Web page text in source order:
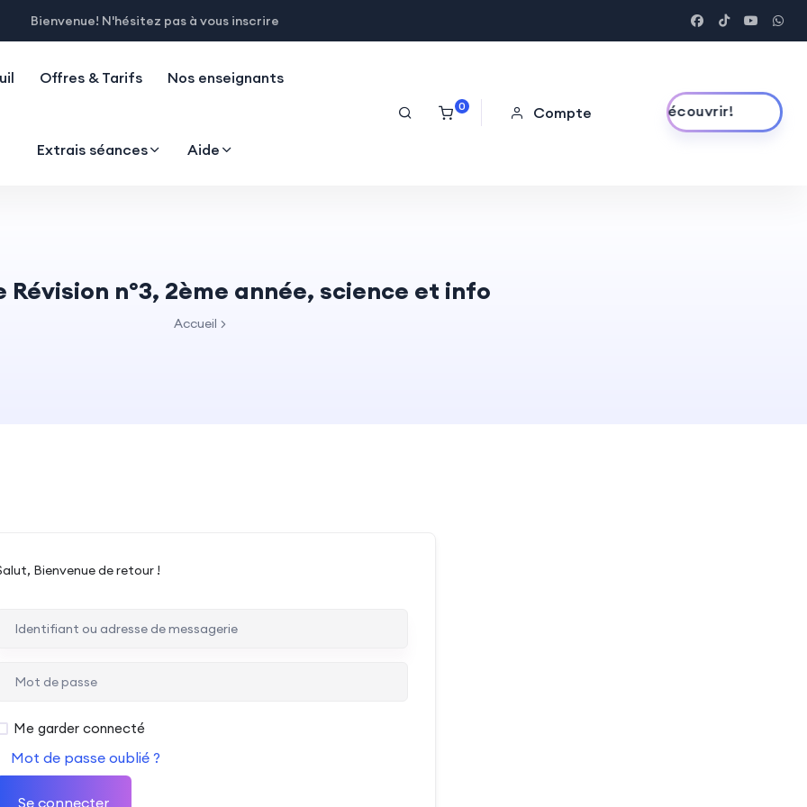
Bienvenue! N'hésitez pas à vous inscrire
Offres & Tarifs Nos enseignants
Extrais séances Aide
0 Compte Découvrir!
Révision n°3, 2ème année, science et info
Accueil
Bienvenue de retour !
Me garder connecté
Mot de passe oublié ?
Se connecter